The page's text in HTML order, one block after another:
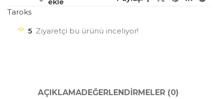
Taroks
5 Ziyaretçi bu ürünü inceliyor!
AÇIKLAMADEĞERLENDIRMELER (0)